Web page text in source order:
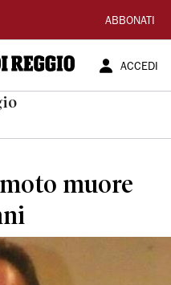
ABBONATI
ACCEDI
muore